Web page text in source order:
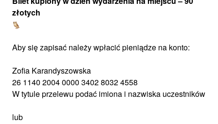
złotych
Aby się zapisać należy wpłacić pieniądze na konto:
Zofia Karandyszowska
26 1140 2004 0000 3402 8032 4558
W tytule przelewu podać imiona i nazwiska uczestników
lub